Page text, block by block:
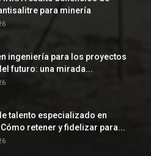
para minería
ingeniería para los proyectos
futuro: una mirada...
talento especializado en
retener y fidelizar para...